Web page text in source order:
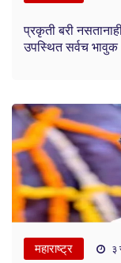
प्रकृती बरी
उपस्थित सर्वच भावुक
महाराष्ट्र ३